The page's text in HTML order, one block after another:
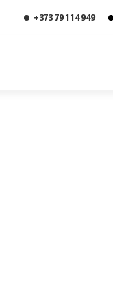
+373 79 114 949